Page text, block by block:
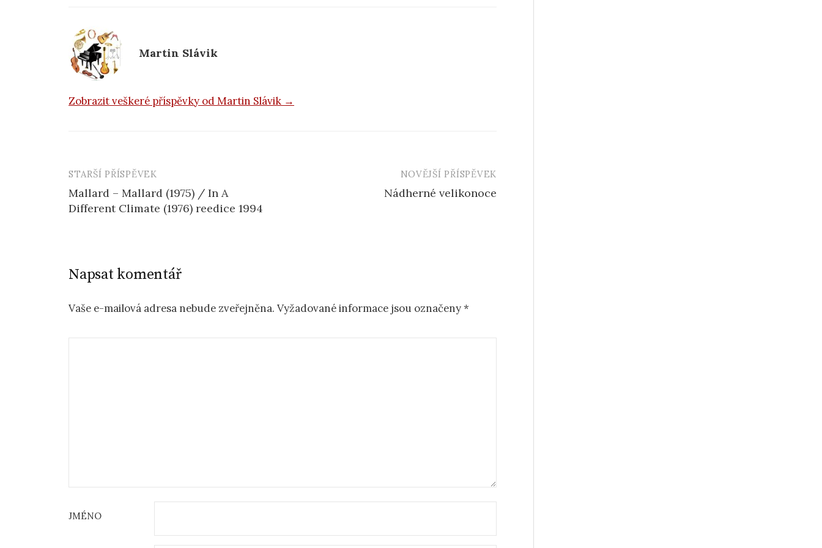
o
k Martin Slávik
Zobrazit veškeré příspěvky od Martin Slávik →
Navigace
příspěvku
STARŠÍ PŘÍSPĚVEK
Mallard – Mallard (1975) / In A
Different Climate (1976) reedice 1994
NOVĚJŠÍ PŘÍSPĚVEK
Nádherné velikonoce
Napsat komentář
Vaše e-mailová adresa nebude zveřejněna. Vyžadované informace jsou označeny*
JMÉNO